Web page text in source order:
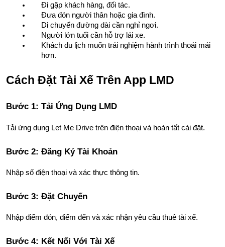
Đi gặp khách hàng, đối tác.
Đưa đón người thân hoặc gia đình.
Di chuyển đường dài cần nghỉ ngơi.
Người lớn tuổi cần hỗ trợ lái xe.
Khách du lịch muốn trải nghiệm hành trình thoải mái
hơn.
Cách Đặt Tài Xế Trên App LMD
Bước 1: Tải Ứng Dụng LMD
Tải ứng dụng Let Me Drive trên điện thoại và hoàn tất cài đặt.
Bước 2: Đăng Ký Tài Khoản
Nhập số điện thoại và xác thực thông tin.
Bước 3: Đặt Chuyến
Nhập điểm đón, điểm đến và xác nhận yêu cầu thuê tài xế.
Bước 4: Kết Nối Với Tài Xế